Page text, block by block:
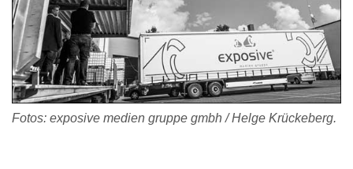
Fotos: exposive medien gruppe gmbh / Helge Krückeberg.